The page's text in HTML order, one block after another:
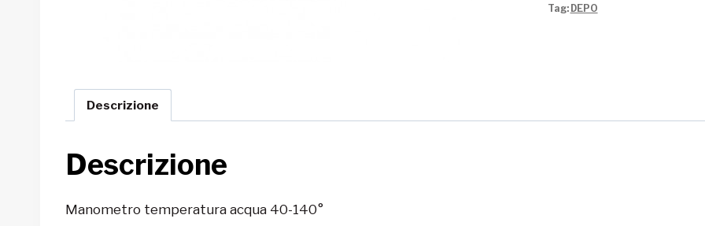
40-
Tag: DEPO
Descrizione
Descrizione
Manometro temperatura acqua 40-140°